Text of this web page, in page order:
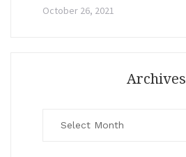
October 26, 2021
Archives